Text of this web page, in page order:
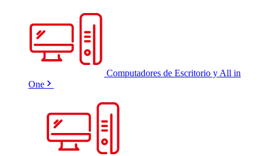
Computadores de Escritorio y All in
One